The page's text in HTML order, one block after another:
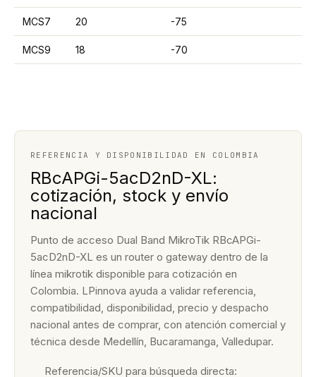
MCS7 20 -75
MCS9 18 -70
REFERENCIA Y DISPONIBILIDAD EN COLOMBIA
RBcAPGi-5acD2nD-XL:
cotización, stock y envío
nacional
Punto de acceso Dual Band MikroTik RBcAPGi-
5acD2nD-XL es un router o gateway dentro de la
línea mikrotik disponible para cotización en
Colombia. LPinnova ayuda a validar referencia,
compatibilidad, disponibilidad, precio y despacho
nacional antes de comprar, con atención comercial y
técnica desde Medellín, Bucaramanga, Valledupar.
Referencia/SKU para búsqueda directa: